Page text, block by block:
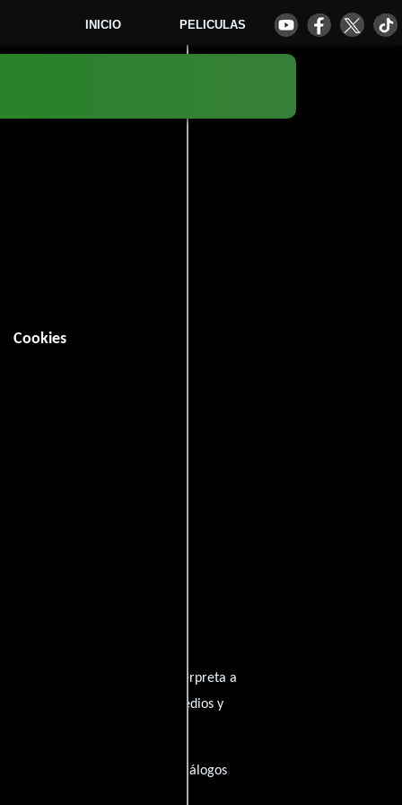
INICIO PELICULAS
Cookies
(100 minutos).
quien interpreta a
personificando a Doña Remedios y
minutos), esta película tiene diálogos